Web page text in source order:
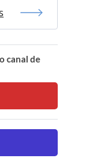
canal de